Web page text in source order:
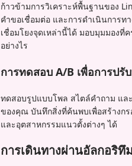
ก้าวข้ามการวิเคราะห์พื้นฐานของ
คำขอเชื่อมต่อ และการดำเนินการ
เชื่อมโยงจุดเหล่านี้ได้ มอบมุมมอง
อย่างไร
การทดสอบ A/B เพื่อการปรั
ทดสอบรูปแบบโพล สไตล์คำถาม แล
ของคุณ บันทึกสิ่งที่ค้นพบเพื่อสร้างก
และอุตสาหกรรมแนวตั้งต่างๆ ได้
การเดินทางผ่านอัลกอริทึ